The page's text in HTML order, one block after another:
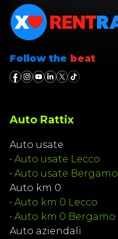
Follow the beat
Auto Rattix
Auto usate
• Auto usate Lecco
• Auto usate Bergamo
Auto km 0
• Auto km 0 Lecco
• Auto km 0 Bergamo
Auto aziendali